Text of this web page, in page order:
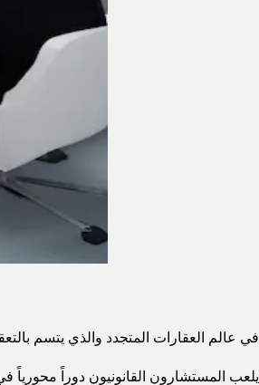
في عالم العقارات المتجدد والذي يتسم
يلعب المستشارون القانونيون دوراً محورياً